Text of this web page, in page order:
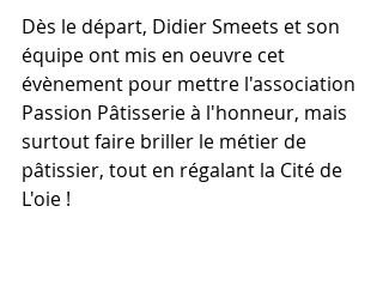
Dès le départ, Didier Smeets et son
équipe ont mis en oeuvre cet
évènement pour mettre l'association
Passion Pâtisserie à l'honneur, mais
surtout faire briller le métier de
pâtissier, tout en régalant la Cité de
L'oie !